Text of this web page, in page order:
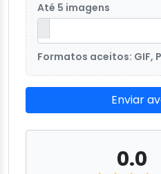
Até 5 imagens
Formatos aceitos: GIF,
Enviar
0.0